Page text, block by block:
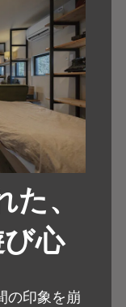
た、
心
の印象を崩